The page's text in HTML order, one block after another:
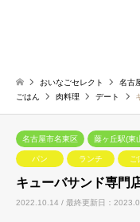
おいなごセレクト 名古
ごはん
肉料理 デート
名古屋市名東区 藤ヶ丘駅(東
パン ランチ ご
キューバサンド専門
2022.10.14 / 最終更新日：